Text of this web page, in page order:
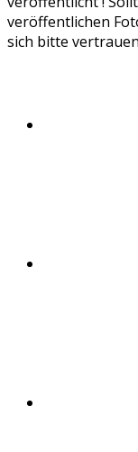
veröffentlichen
sich bitte